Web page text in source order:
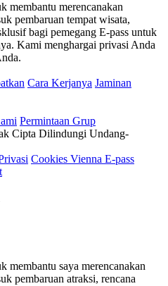
membantu merencanakan
pembaruan tempat wisata,
bagi pemegang E-pass untuk
Kami menghargai privasi Anda
Cara Kerjanya Jaminan
Permintaan Grup
Cipta Dilindungi Undang-
Cookies Vienna E-pass
membantu saya merencanakan
pembaruan atraksi, rencana